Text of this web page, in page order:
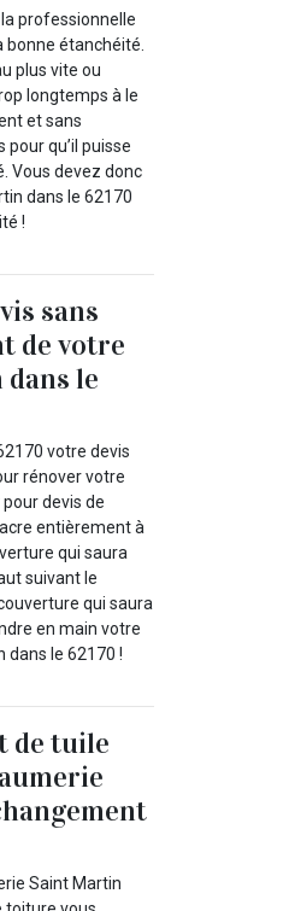
professionnelle
étanchéité.
plus vite ou
longtemps à le
et sans
qu’il puisse
Vous devez donc
dans le 62170
!
sans
de votre
le
votre devis
rénover votre
devis de
entièrement à
qui saura
suivant le
qui saura
en main votre
dans le 62170 !
de tuile
Saint Martin